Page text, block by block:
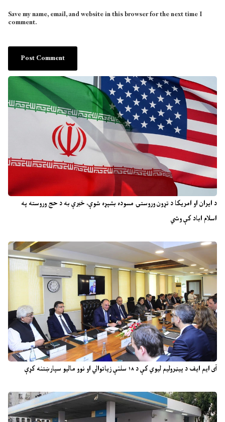
د ایران او امریکا د تړون وروستۍ مسوده بشپړه شوې، خبرې به د حج وروسته په
اسلام اباد کې وشي
آی ایم ایف د پیټرولیم لیوي کې د ۱۸ سلنې زیاتوالي او نوو مالیو سپارښتنه کړې
Save my name, email, and website in this browser for the next time I
comment.